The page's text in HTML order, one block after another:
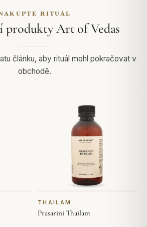
RITUÁL
produkty Art of Vedas
článku, aby rituál mohl pokračovat v
obchodě.
THAILAM
Prasarini Thailam